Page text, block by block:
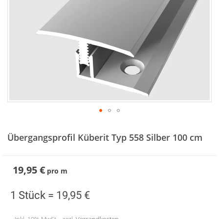
Anfang
der
Übergangsprofil Küberit Typ 558 Silber 100 cm
19,95 € pro m
1 Stück = 19,95 €